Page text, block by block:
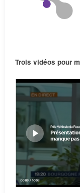
Trois vidéos pour